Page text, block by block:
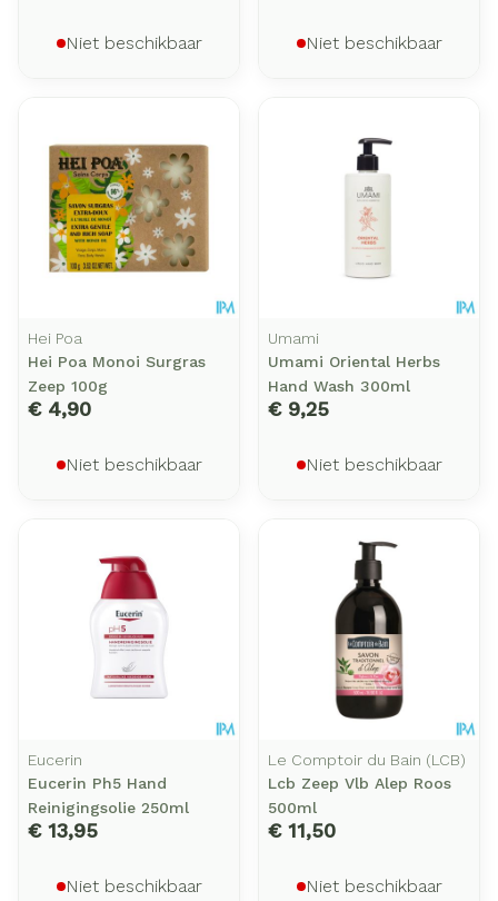
Niet beschikbaar Niet beschikbaar
Hei Poa
Hei Poa Monoi Surgras
Zeep 100g
€ 4,90
Niet beschikbaar
Umami
Umami Oriental Herbs
Hand Wash 300ml
€ 9,25
Niet beschikbaar
Eucerin
Eucerin Ph5 Hand
Reinigingsolie 250ml
€ 13,95
Niet beschikbaar
Le Comptoir du Bain (LCB)
Lcb Zeep Vlb Alep Roos
500ml
€ 11,50
Niet beschikbaar